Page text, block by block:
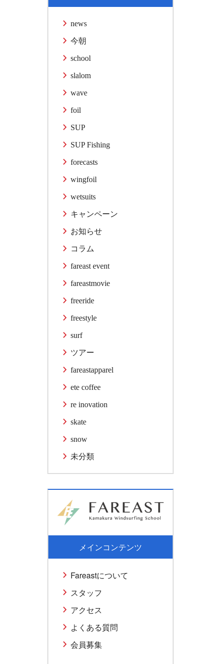
news
今朝
school
slalom
wave
foil
SUP
SUP Fishing
forecasts
wingfoil
wetsuits
キャンペーン
お知らせ
コラム
fareast event
fareastmovie
freeride
freestyle
surf
ツアー
fareastapparel
ete coffee
re inovation
skate
snow
未分類
メインコンテンツ
Fareastについて
スタッフ
アクセス
よくある質問
会員募集